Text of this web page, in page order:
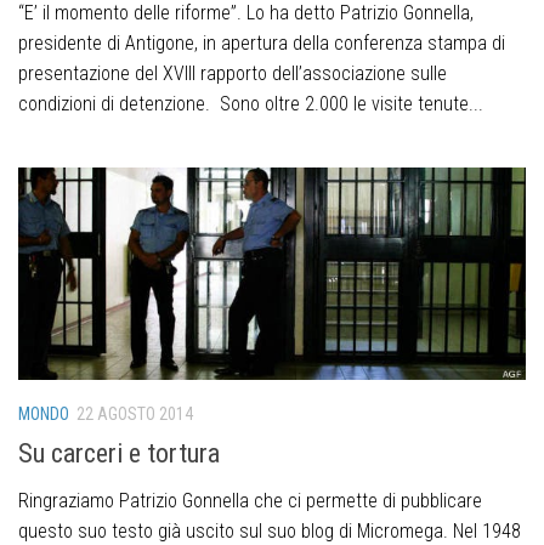
“E’ il momento delle riforme”. Lo ha detto Patrizio Gonnella,
presidente di Antigone, in apertura della conferenza stampa di
presentazione del XVIII rapporto dell’associazione sulle
condizioni di detenzione. Sono oltre 2.000 le visite tenute...
MONDO 22 AGOSTO 2014
Su carceri e tortura
Ringraziamo Patrizio Gonnella che ci permette di pubblicare
questo suo testo già uscito sul suo blog di Micromega. Nel 1948